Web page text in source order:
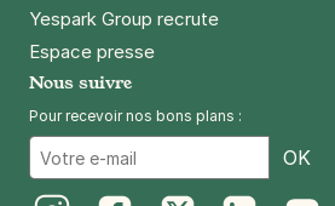
95 rue Nationale
4,0(117 avis)
Yespark Group recrute
Espace presse
Nous suivre
Pour recevoir nos bons plans :
OK